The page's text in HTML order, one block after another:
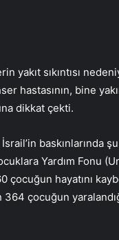
yakıt sıkıntısı
hastasının, bine
dikkat çekti.
baskınlarında
Yardım Fonu
çocuğun hayatını
364 çocuğun